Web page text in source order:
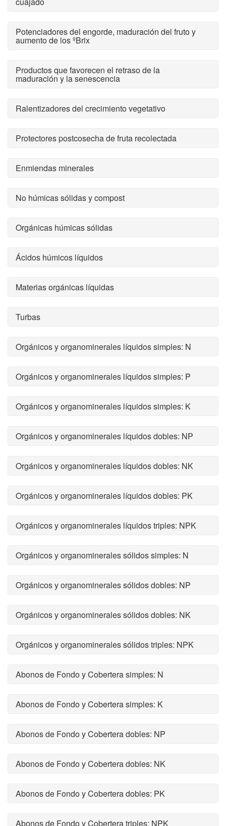
Potenciadores del engorde, maduración del fruto y
aumento de los ºBrix
Productos que favorecen el retraso de la
maduración y la senescencia
Ralentizadores del crecimiento vegetativo
Protectores postcosecha de fruta recolectada
Enmiendas minerales
No húmicas sólidas y compost
Orgánicas húmicas sólidas
Ácidos húmicos líquidos
Materias orgánicas líquidas
Turbas
Orgánicos y organominerales líquidos simples: N
Orgánicos y organominerales líquidos simples: P
Orgánicos y organominerales líquidos simples: K
Orgánicos y organominerales líquidos dobles: NP
Orgánicos y organominerales líquidos dobles: NK
Orgánicos y organominerales líquidos dobles: PK
Orgánicos y organominerales líquidos triples: NPK
Orgánicos y organominerales sólidos simples: N
Orgánicos y organominerales sólidos dobles: NP
Orgánicos y organominerales sólidos dobles: NK
Orgánicos y organominerales sólidos triples: NPK
Abonos de Fondo y Cobertera simples: N
Abonos de Fondo y Cobertera simples: K
Abonos de Fondo y Cobertera dobles: NP
Abonos de Fondo y Cobertera dobles: NK
Abonos de Fondo y Cobertera dobles: PK
Abonos de Fondo y Cobertera triples: NPK